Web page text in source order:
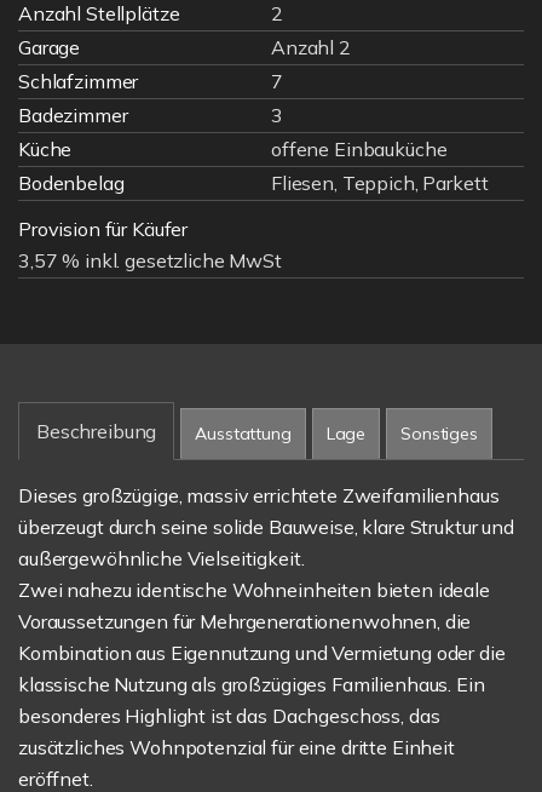
Anzahl Stellplätze
2
Garage
Anzahl 2
Schlafzimmer
7
Badezimmer
3
Küche
offene Einbauküche
Bodenbelag
Fliesen, Teppich, Parkett
Provision für Käufer
3,57 % inkl. gesetzliche MwSt
Beschreibung Ausstattung Lage Sonstiges
Dieses großzügige, massiv errichtete Zweifamilienhaus
überzeugt durch seine solide Bauweise, klare Struktur und
außergewöhnliche Vielseitigkeit.
Zwei nahezu identische Wohneinheiten bieten ideale
Voraussetzungen für Mehrgenerationenwohnen, die
Kombination aus Eigennutzung und Vermietung oder die
klassische Nutzung als großzügiges Familienhaus. Ein
besonderes Highlight ist das Dachgeschoss, das
zusätzliches Wohnpotenzial für eine dritte Einheit
eröffnet.